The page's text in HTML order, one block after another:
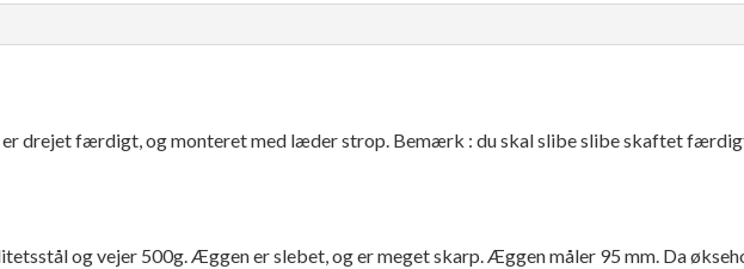
drejet færdigt, og monteret med læder strop. Bemærk : du skal slibe slibe skaftet
og vejer 500g. Æggen er slebet, og er meget skarp. Æggen måler 95 mm. Da